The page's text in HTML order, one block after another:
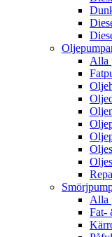
Alla
Alla
Fat-